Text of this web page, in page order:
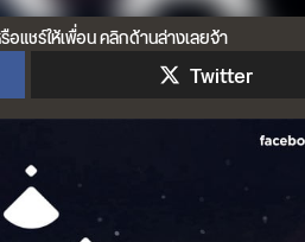
แชร์ให้เพื่อน คลิกด้านล่างเลยจ้า
Twitter